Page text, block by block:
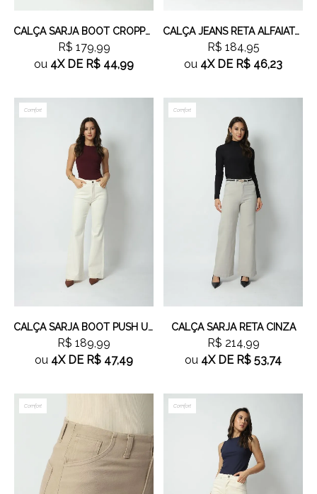
CALÇA SARJA BOOT CROPPED CINZA
R$ 179,99
ou 4XDE R$ 44,99
CALÇA JEANS RETA ALFAIATARIA
R$ 184,95
ou 4XDE R$ 46,23
Comfort
CALÇA SARJA BOOT PUSH UP OFF WHITE
R$ 189,99
ou 4XDE R$ 47,49
Comfort
CALÇA SARJA RETA CINZA
R$ 214,99
ou 4XDE R$ 53,74
Comfort Comfort